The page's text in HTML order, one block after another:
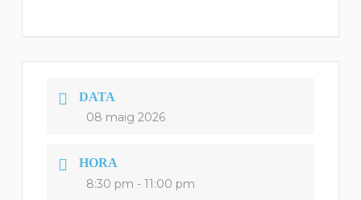
DATA
08 maig 2026
HORA
8:30 pm - 11:00 pm